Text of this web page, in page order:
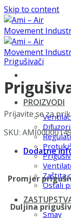
Skip to content
PROIZVODI
Difuzori
Zaštita
Ostali
Smay
Prigušivači
Prijavite se za
SKU:
Dodatne
Promjer
Duljina